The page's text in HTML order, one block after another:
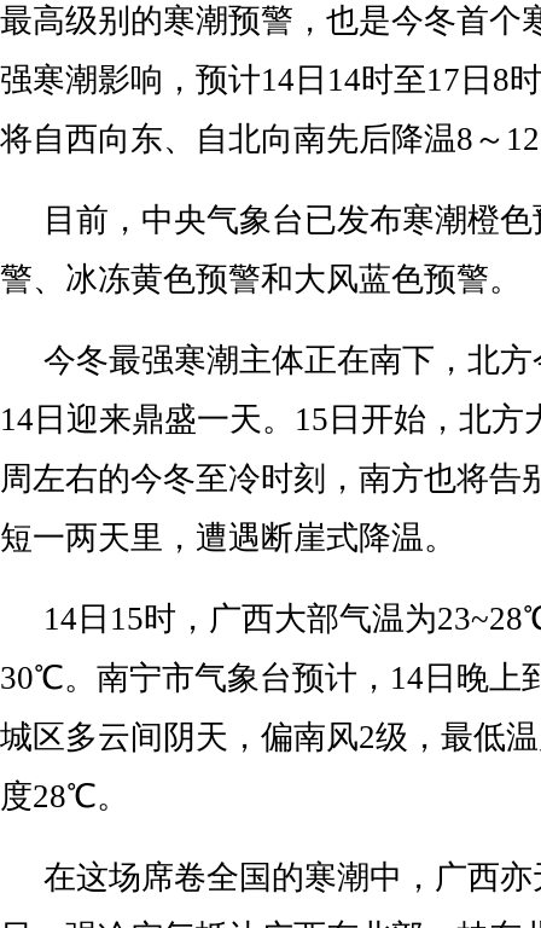
最高级别的寒潮预警，也是今冬首个
强寒潮影响，预计14日14时至17日8
将自西向东、自北向南先后降温8～
目前，中央气象台已发布寒潮橙
警、冰冻黄色预警和大风蓝色预警。
今冬最强寒潮主体正在南下，北
14日迎来鼎盛一天。15日开始，北方
周左右的今冬至冷时刻，南方也将告
短一两天里，遭遇断崖式降温。
14日15时，广西大部气温为
30℃。南宁市气象台预计，14日晚上
城区多云间阴天，偏南风2级，最低
度28℃。
在这场席卷全国的寒潮中，广西